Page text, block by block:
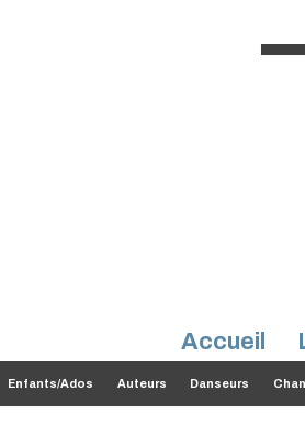
Accueil
Enfants/Ados Auteurs Danseurs